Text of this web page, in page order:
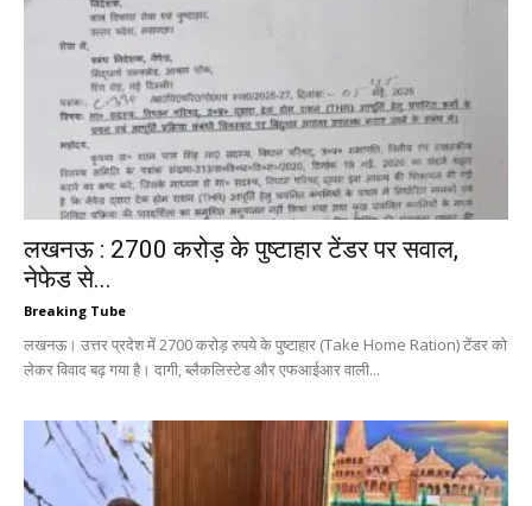
लखनऊ : 2700 करोड़ के पुष्टाहार टेंडर पर सवाल,
नेफेड से...
Breaking Tube
लखनऊ। उत्तर प्रदेश में 2700 करोड़ रुपये के पुष्टाहार (Take Home Ration) टेंडर को
लेकर विवाद बढ़ गया है। दागी, ब्लैकलिस्टेड और एफआईआर वाली...